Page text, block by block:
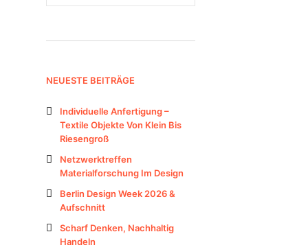
NEUESTE BEITRÄGE
Individuelle Anfertigung –
Textile Objekte Von Klein Bis
Riesengroß
Netzwerktreffen
Materialforschung Im Design
Berlin Design Week 2026 &
Aufschnitt
Scharf Denken, Nachhaltig
Handeln